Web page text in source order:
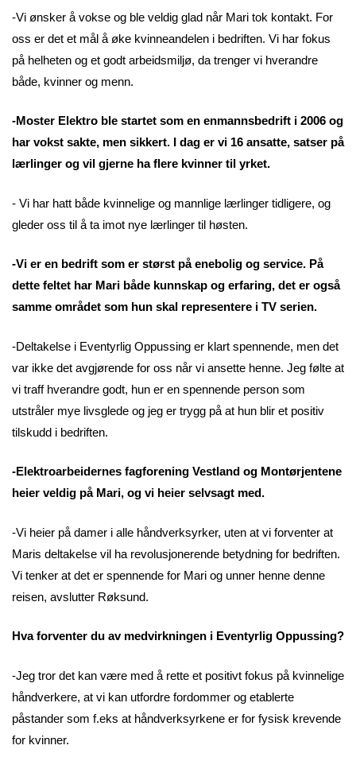
-Vi ønsker å vokse og ble veldig glad når Mari tok kontakt. For
oss er det et mål å øke kvinneandelen i bedriften. Vi har fokus
på helheten og et godt arbeidsmiljø, da trenger vi hverandre
både, kvinner og menn.
-Moster Elektro ble startet som en enmannsbedrift i 2006 og
har vokst sakte, men sikkert. I dag er vi 16 ansatte, satser på
lærlinger og vil gjerne ha flere kvinner til yrket.
- Vi har hatt både kvinnelige og mannlige lærlinger tidligere, og
gleder oss til å ta imot nye lærlinger til høsten.
-Vi er en bedrift som er størst på enebolig og service. På
dette feltet har Mari både kunnskap og erfaring, det er også
samme området som hun skal representere i TV serien.
-Deltakelse i Eventyrlig Oppussing er klart spennende, men det
var ikke det avgjørende for oss når vi ansette henne. Jeg følte at
vi traff hverandre godt, hun er en spennende person som
utstråler mye livsglede og jeg er trygg på at hun blir et positiv
tilskudd i bedriften.
-Elektroarbeidernes fagforening Vestland og Montørjentene
heier veldig på Mari, og vi heier selvsagt med.
-Vi heier på damer i alle håndverksyrker, uten at vi forventer at
Maris deltakelse vil ha revolusjonerende betydning for bedriften.
Vi tenker at det er spennende for Mari og unner henne denne
reisen, avslutter Røksund.
Hva forventer du av medvirkningen i Eventyrlig Oppussing?
-Jeg tror det kan være med å rette et positivt fokus på kvinnelige
håndverkere, at vi kan utfordre fordommer og etablerte
påstander som f.eks at håndverksyrkene er for fysisk krevende
for kvinner.